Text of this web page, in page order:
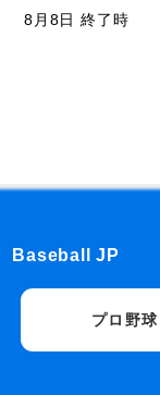
8月8日 終了時
Baseball JP
プロ野